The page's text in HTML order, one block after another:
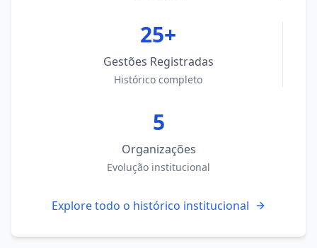
25+
Gestões Registradas
Histórico completo
5
Organizações
Evolução institucional
Explore todo o histórico institucional